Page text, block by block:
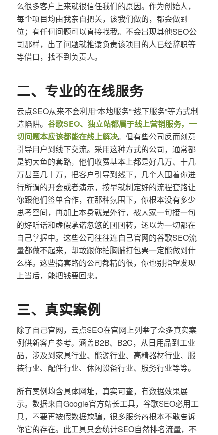
么很多客户上来就很信任我们的原因。作为创始人，
每个项目均由我亲自把关，该我们做的，都会做到
位；有任何问题可以直接找我。不会出现其他SEO公
司那样，出了问题就推诿负责该项目的人已经辞职等
等借口，找不到负责人。
二、专业的在线服务
云点SEO从来不会利用“本地服务”“线下服务”等方式制
造陷阱。 谷歌SEO、独立站都属于线上营销服务，一
切问题本应该都能在线上解决。但有些公司反而刻意
引导用户到线下交流。采用这种方式的公司，通常都
是钓大鱼的套路，他们收费基本上都是好几万、十几
万甚至几十万，把客户引导到线下，几个人围着你进
行所谓的开会或者演示，按早就制定好的流程套路让
你跟他们签单合作，在那种氛围下，你根本没有多少
思考空间，再加上本身就是外行，被人家一句接一句
的好听话和虚假承诺忽悠的团团转，还以为一切都在
自己掌握中。这些公司往往连自己官网的谷歌SEO流
量都做不起来，却敢跟你拍胸脯打包票一定能做到什
么样。这些搞套路的公司都精的很，你也别指望发现
上当后，能把钱要回来。
三、真实案例
除了自己官网，云点SEO在官网上列举了众多真实案
例供新客户参考。涵盖B2B、B2C，从日用品到工业
品，涉及到家具行业、能源行业、高精器材行业、服
装行业、配件行业、休闲设备行业、服务行业等等。
所有案例均含具体网址，真实可查，有数据效果展
示。数据来自Google官方站长工具，谷歌SEO必用工
具，不要再被假数据欺骗，很多服务商根本不敢告诉
你它的存在。此工具只会统计SEO自然排名流量，不